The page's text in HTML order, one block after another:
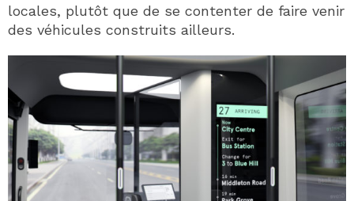
locales, plutôt que de se contenter de faire venir
des véhicules construits ailleurs.